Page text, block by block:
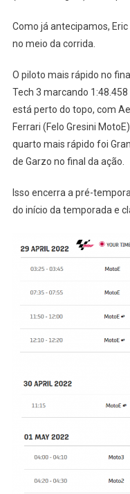
Como já antecipamos, Eric
no meio da corrida.
O piloto mais rápido no
Tech 3 marcando
está perto do topo, com
Ferrari (Felo Gresini
quarto mais rápido foi
de Garzo no final da ação.
Isso encerra a pré-
do início da temporada e